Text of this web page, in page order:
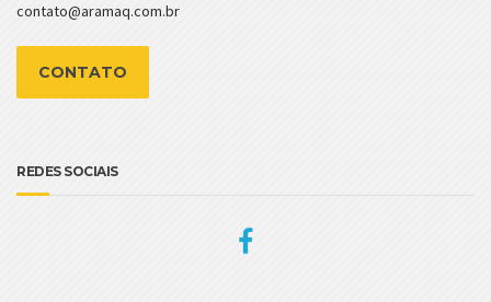
contato@aramaq.com.br
CONTATO
REDES SOCIAIS